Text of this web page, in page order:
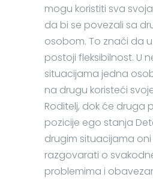
mogu koristiti sva
da bi se povezali sa
osobom. To znači da
postoji fleksibilnost. U
situacijama jedna
na drugu koristeći
Roditelj, dok će druga
pozicije ego stanja
drugim situacijama
razgovarati o
problemima i